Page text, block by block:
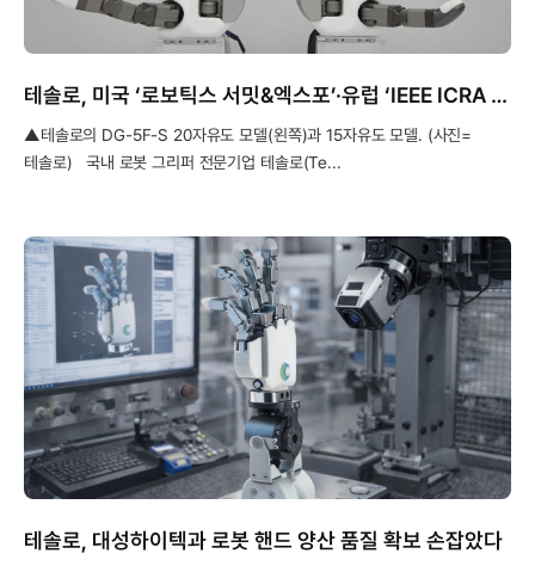
테솔로, 미국 ‘로보틱스 서밋&엑스포’·유럽 ‘IEEE ICRA 2026’ 참가
▲테솔로의 DG-5F-S 20자유도 모델(왼쪽)과 15자유도 모델. (사진=
테솔로) 국내 로봇 그리퍼 전문기업 테솔로(Te...
테솔로, 대성하이텍과 로봇 핸드 양산 품질 확보 손잡았다